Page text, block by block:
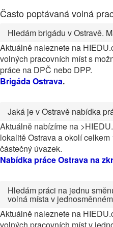
Často poptávaná volná
Hledám brigádu v Ostravě.
Aktuálně naleznete na
volných pracovních míst s
práce na DPČ nebo DPP.
Brigáda Ostrava.
Jaká je v Ostravě nabídka
Aktuálně nabízíme na
lokalitě Ostrava a okolí
částečný úvazek.
Nabídka práce Ostrava na
Hledám práci na jednu
volná místa v
Aktuálně naleznete na